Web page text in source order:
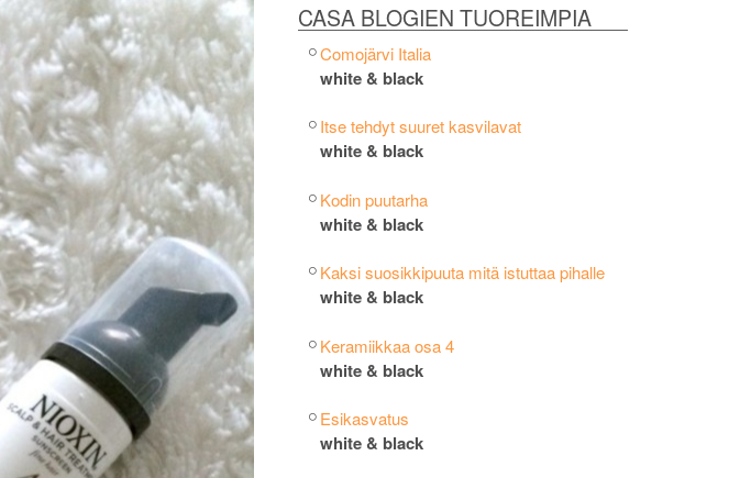
CASA BLOGIEN TUOREIMPIA
Comojärvi Italia
white & black
Itse tehdyt suuret kasvilavat
white & black
Kodin puutarha
white & black
Kaksi suosikkipuuta mitä istuttaa pihalle
white & black
Keramiikkaa osa 4
white & black
Esikasvatus
white & black